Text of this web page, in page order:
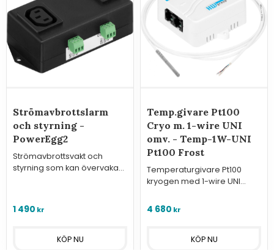
Strömavbrottslarm
och styrning -
PowerEgg2
Strömavbrottsvakt och
styrning som kan övervaka
1 490 kr
Temp.givare Pt100
Cryo m. 1-wire UNI
omv. - Temp-1W-UNI
Pt100 Frost
Temperaturgivare Pt100
kryogen med 1-wire UNI
- Temp-1W-UNI Pt100 Frost.
4 680 kr